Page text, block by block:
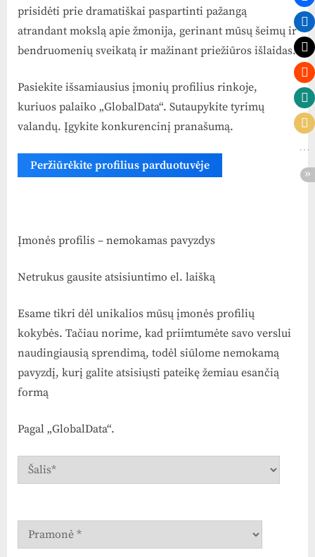
prisidėti prie dramatiškai paspartinti pažangą
atrandant mokslą apie žmonija, gerinant mūsų šeimų ir
bendruomenių sveikatą ir mažinant priežiūros išlaidas.
Pasiekite išsamiausius įmonių profilius rinkoje,
kuriuos palaiko „GlobalData“. Sutaupykite tyrimų
valandų. Įgykite konkurencinį pranašumą.
Peržiūrėkite profilius parduotuvėje
Įmonės profilis – nemokamas pavyzdys
Netrukus gausite atsisiuntimo el. laišką
Esame tikri dėl unikalios mūsų įmonės profilių
kokybės. Tačiau norime, kad priimtumėte savo verslui
naudingiausią sprendimą, todėl siūlome nemokamą
pavyzdį, kurį galite atsisiųsti pateikę žemiau esančią
formą
Pagal „GlobalData“.